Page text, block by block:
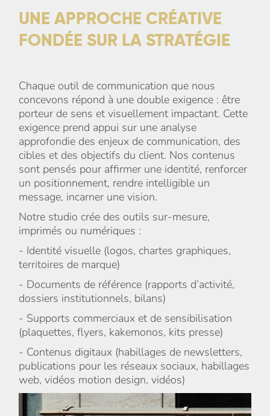
UNE APPROCHE CR ÉATIVE
FOND É E SUR LA STRAT ÉGIE
Chaque outil de communication que nous
concevons répond à une double exigence : être
porteur de sens et visuellement impactant. Cette
exigence prend appui sur une analyse
approfondie des enjeux de communication, des
cibles et des objectifs du client. Nos contenus
sont pensés pour affirmer une identité, renforcer
un positionnement, rendre intelligible un
message, incarner une vision.
Notre studio crée des outils sur-mesure,
imprimés ou numériques :
- Identité visuelle (logos, chartes graphiques,
territoires de marque)
- Documents de référence (rapports d’activité,
dossiers institutionnels, bilans)
- Supports commerciaux et de sensibilisation
(plaquettes, flyers, kakemonos, kits presse)
- Contenus digitaux (habillages de newsletters,
publications pour les réseaux sociaux, habillages
web, vidéos motion design, vidéos)